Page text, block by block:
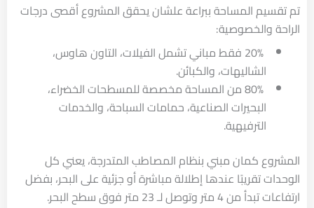
تم تقسيم المساحة ببراعة علشان يحقق المشروع أقصى درجات
الراحة والخصوصية:
20% فقط مباني تشمل الفيلات، التاون هاوس،
الشاليهات، والكبائن.
80% من المساحة مخصصة للمسطحات الخضراء،
البحيرات الصناعية، حمامات السباحة، والخدمات
الترفيهية.
المشروع كمان مبني بنظام المصاطب المتدرجة، يعني كل
الوحدات تقريبًا عندها إطلالة مباشرة أو جزئية على البحر، بفضل
ارتفاعات تبدأ من 4 متر وتوصل لـ 23 متر فوق سطح البحر.